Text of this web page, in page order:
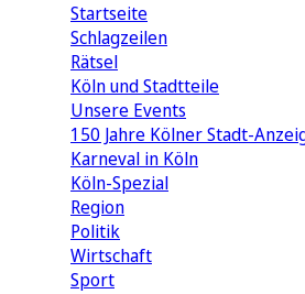
Startseite
Schlagzeilen
Rätsel
Köln und Stadtteile
Unsere Events
150 Jahre Kölner Stadt-
Karneval in Köln
Köln-Spezial
Region
Politik
Wirtschaft
Sport